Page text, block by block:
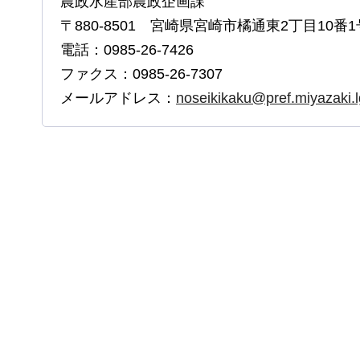
〒880-8501 宮崎県宮崎市橘通東2丁目10番1
電話：0985-26-7426
ファクス：0985-26-7307
メールアドレス：